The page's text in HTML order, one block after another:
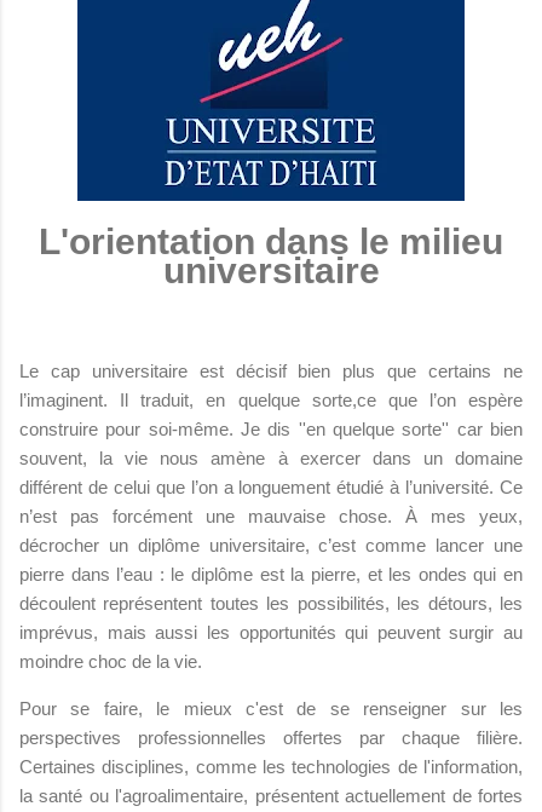
L'orientation dans le milieu
universitaire
Le cap universitaire est décisif bien plus que certains ne
l’imaginent. Il traduit, en quelque sorte,ce que l’on espère
construire pour soi-même. Je dis ''en quelque sorte'' car bien
souvent, la vie nous amène à exercer dans un domaine
différent de celui que l’on a longuement étudié à l’université. Ce
n’est pas forcément une mauvaise chose. À mes yeux,
décrocher un diplôme universitaire, c’est comme lancer une
pierre dans l’eau : le diplôme est la pierre, et les ondes qui en
découlent représentent toutes les possibilités, les détours, les
imprévus, mais aussi les opportunités qui peuvent surgir au
moindre choc de la vie.
Pour se faire, le mieux c'est de se renseigner sur les
perspectives professionnelles offertes par chaque filière.
Certaines disciplines, comme les technologies de l'information,
la santé ou l'agroalimentaire, présentent actuellement de fortes